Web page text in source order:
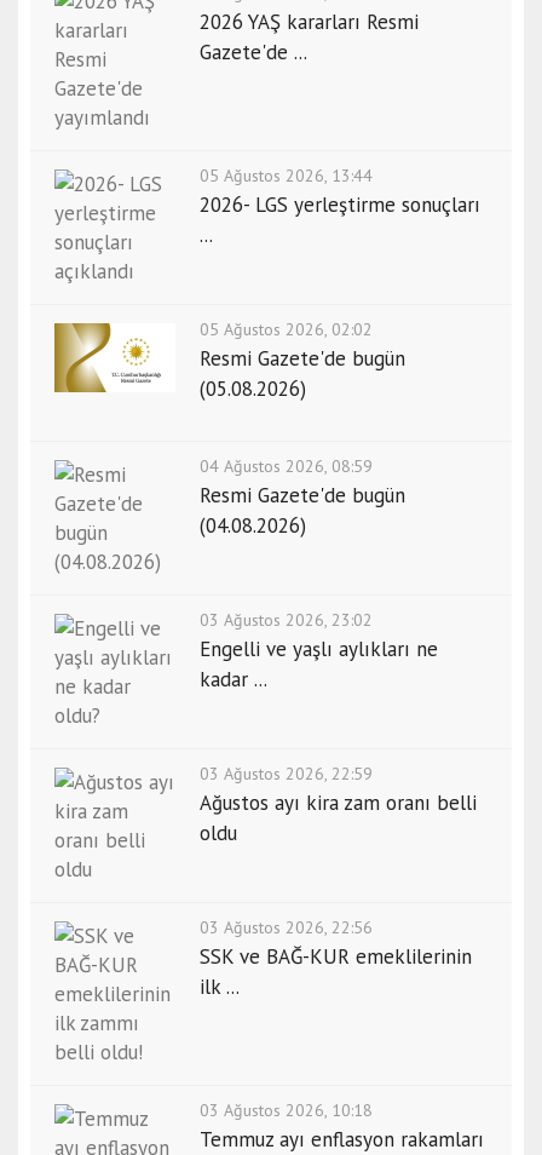
2026 YAŞ kararları Resmi
Gazete'de ...
05 Ağustos 2026, 13:44
2026- LGS yerleştirme sonuçları
...
05 Ağustos 2026, 02:02
Resmi Gazete'de bugün
(05.08.2026)
04 Ağustos 2026, 08:59
Resmi Gazete'de bugün
(04.08.2026)
03 Ağustos 2026, 23:02
Engelli ve yaşlı aylıkları ne
kadar ...
03 Ağustos 2026, 22:59
Ağustos ayı kira zam oranı belli
oldu
03 Ağustos 2026, 22:56
SSK ve BAĞ-KUR emeklilerinin
ilk ...
03 Ağustos 2026, 10:18
Temmuz ayı enflasyon rakamları